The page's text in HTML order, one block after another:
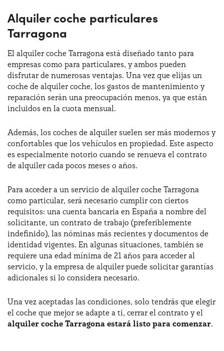
Alquiler coche particulares
Tarragona
El alquiler coche Tarragona está diseñado tanto para
empresas como para particulares, y ambos pueden
disfrutar de numerosas ventajas. Una vez que elijas un
coche de alquiler coche, los gastos de mantenimiento y
reparación serán una preocupación menos, ya que están
incluidos en la cuota mensual.
Además, los coches de alquiler suelen ser más modernos y
confortables que los vehículos en propiedad. Este aspecto
es especialmente notorio cuando se renueva el contrato
de alquiler cada pocos meses o años.
Para acceder a un servicio de alquiler coche Tarragona
como particular, será necesario cumplir con ciertos
requisitos: una cuenta bancaria en España a nombre del
solicitante, un contrato de trabajo (preferiblemente
indefinido), las nóminas más recientes y documentos de
identidad vigentes. En algunas situaciones, también se
requiere una edad mínima de 21 años para acceder al
servicio, y la empresa de alquiler puede solicitar garantías
adicionales si lo considera necesario.
Una vez aceptadas las condiciones, solo tendrás que elegir
el coche que mejor se adapte a ti, cerrar el contrato y el
alquiler coche Tarragona estará listo para comenzar.